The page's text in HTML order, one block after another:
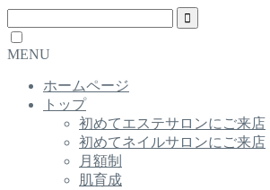
MENU
ホームページ
トップ
初めてエステサロンにご来店
初めてネイルサロンにご来店
月額制
肌育成